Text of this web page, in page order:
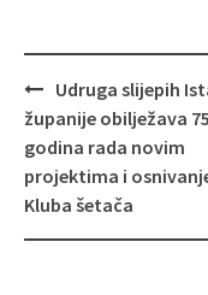
Navigacija
objava
Udruga slijepih
županije obilježava 75
godina rada novim
projektima i
Kluba šetača